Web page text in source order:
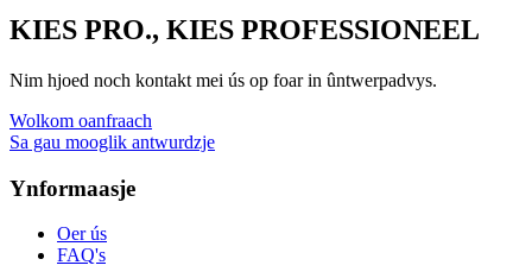
KIES PRO., KIES PROFESSIONEEL
Nim hjoed noch kontakt mei ús op foar in ûntwerpadvys.
Wolkom oanfraach
Sa gau mooglik antwurdzje
Ynformaasje
Oer ús
FAQ's